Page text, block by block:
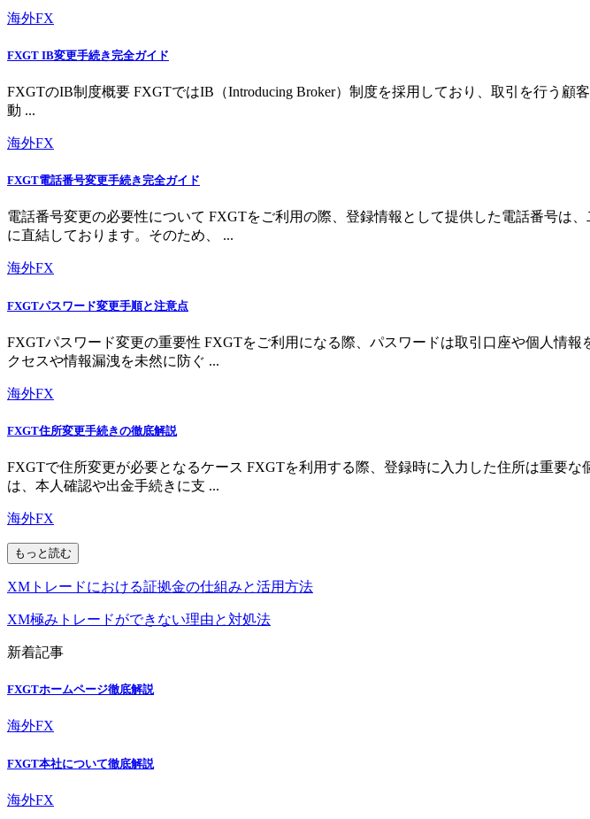
海外FX
FXGT IB変更手続き完全ガイド
FXGTのIB制度概要 FXGTではIB（Introducing Broker）制度を採用しており、取引を行う
動 ...
海外FX
FXGT電話番号変更手続き完全ガイド
電話番号変更の必要性について FXGTをご利用の際、登録情報として提供した電話番号は
に直結しております。そのため、 ...
海外FX
FXGTパスワード変更手順と注意点
FXGTパスワード変更の重要性 FXGTをご利用になる際、パスワードは取引口座や個人情
クセスや情報漏洩を未然に防ぐ ...
海外FX
FXGT住所変更手続きの徹底解説
FXGTで住所変更が必要となるケース FXGTを利用する際、登録時に入力した住所は重要
は、本人確認や出金手続きに支 ...
海外FX
もっと読む
XMトレードにおける証拠金の仕組みと活用方法
XM極みトレードができない理由と対処法
新着記事
FXGTホームページ徹底解説
海外FX
FXGT本社について徹底解説
海外FX